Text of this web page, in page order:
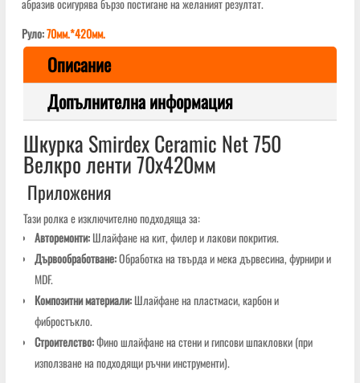
абразив осигурява бързо постигане на желаният резултат.
Руло:70мм.*420мм.
Описание
Допълнителна информация
Шкурка Smirdex Ceramic Net 750
Велкро ленти 70х420мм
Приложения
Тази ролка е изключително подходяща за:
Авторемонти:Шлайфане на кит, филер и лакови покрития.
Дървообработване:Обработка на твърда и мека дървесина, фурнири и
MDF.
Композитни материали:Шлайфане на пластмаси, карбон и
фибростъкло.
Строителство:Фино шлайфане на стени и гипсови шпакловки (при
използване на подходящи ръчни инструменти).